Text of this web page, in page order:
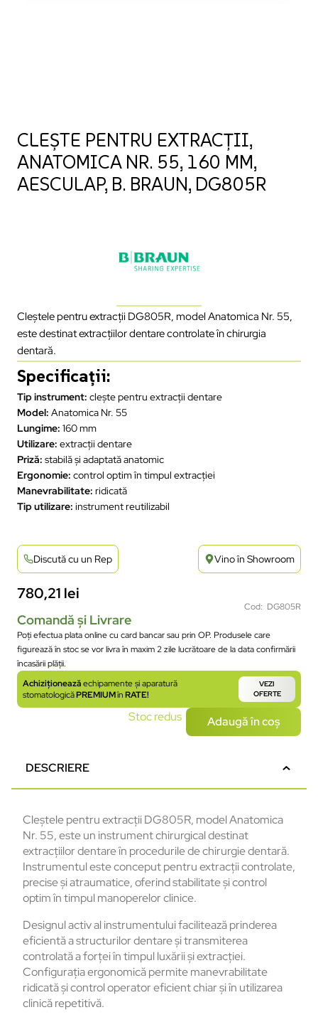
CLEȘTE PENTRU EXTRACȚII,
ANATOMICA NR. 55, 160 MM,
AESCULAP, B. BRAUN, DG805R
Cleștele pentru extracții DG805R, model Anatomica Nr. 55,
este destinat extracțiilor dentare controlate în chirurgia
dentară.
Specificații:
Tip instrument: clește pentru extracții dentare
Model: Anatomica Nr. 55
Lungime: 160 mm
Utilizare: extracții dentare
Priză: stabilă și adaptată anatomic
Ergonomie: control optim în timpul extracției
Manevrabilitate: ridicată
Tip utilizare: instrument reutilizabil
Discută cu un Rep Vino în Showroom
780,21 lei
Cod: DG805R
Comandă și Livrare
Poți efectua plata online cu card bancar sau prin OP. Produsele care
figurează în stoc se vor livra în maxim 2 zile lucrătoare de la data confirmării
încasării plății.
Achiziționeazăechipamente și aparatură
stomatologicăPREMIUMînRATE!
VEZI
OFERTE
Stoc redus Adaugă în coș
DESCRIERE
Cleștele pentru extracții DG805R, model Anatomica
Nr. 55, este un instrument chirurgical destinat
extracțiilor dentare în procedurile de chirurgie dentară.
Instrumentul este conceput pentru extracții controlate,
precise și atraumatice, oferind stabilitate și control
optim în timpul manoperelor clinice.
Designul activ al instrumentului facilitează prinderea
eficientă a structurilor dentare și transmiterea
controlată a forței în timpul luxării și extracției.
Configurația ergonomică permite manevrabilitate
ridicată și control operator eficient chiar și în utilizarea
clinică repetitivă.